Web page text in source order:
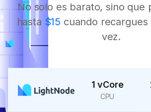
No solo es barato, sino que
hasta $15 cuando
vez.
1 vCore
CPU